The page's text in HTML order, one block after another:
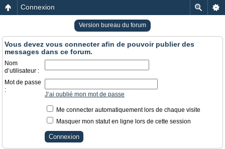
Connexion
Version bureau du forum
Vous devez vous connecter afin de pouvoir publier des
messages dans ce forum.
Nom
d’utilisateur :
Mot de passe
:
J’ai oublié mon mot de passe
Me connecter automatiquement lors de chaque visite
Masquer mon statut en ligne lors de cette session